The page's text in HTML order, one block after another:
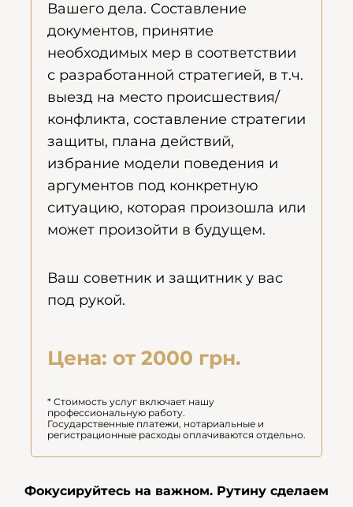
Вашего дела. Составление
документов, принятие
необходимых мер в соответствии
с разработанной стратегией, в т.ч.
выезд на место происшествия/
конфликта, составление стратегии
защиты, плана действий,
избрание модели поведения и
аргументов под конкретную
ситуацию, которая произошла или
может произойти в будущем.
Ваш советник и защитник у вас
под рукой.
Цена: от 2000 грн.
* Стоимость услуг включает нашу
профессиональную работу.
Государственные платежи, нотариальные и
регистрационные расходы оплачиваются отдельно.
Фокусируйтесь на важном. Рутину сделаем